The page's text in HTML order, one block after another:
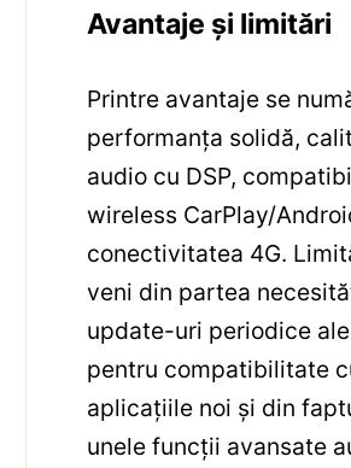
Avantaje și limitări
Printre avantaje se
performanța solidă,
audio cu DSP,
wireless CarPlay/
conectivitatea 4G.
veni din partea
update-uri periodice
pentru compatibilitate
aplicațiile noi și din
unele funcții avansate